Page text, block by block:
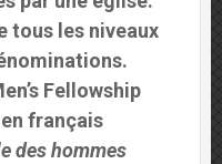
tous les niveaux
Fellowship
français
des hommes